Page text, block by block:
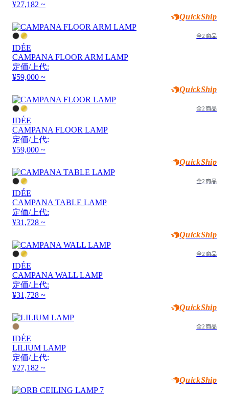
¥27,182 ~
QuickShip
全2商品
IDÉE
CAMPANA FLOOR ARM LAMP
定価/上代:
¥59,000 ~
QuickShip
全2商品
IDÉE
CAMPANA FLOOR LAMP
定価/上代:
¥59,000 ~
QuickShip
全2商品
IDÉE
CAMPANA TABLE LAMP
定価/上代:
¥31,728 ~
QuickShip
全2商品
IDÉE
CAMPANA WALL LAMP
定価/上代:
¥31,728 ~
QuickShip
全2商品
IDÉE
LILIUM LAMP
定価/上代:
¥27,182 ~
QuickShip